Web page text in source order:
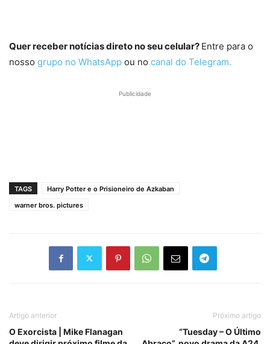
Quer receber notícias direto no seu celular? Entre para o
nosso grupo no WhatsApp ou no canal do Telegram.
Publicidade
TAGS
Harry Potter e o Prisioneiro de Azkaban
warner bros. pictures
Artigo anterior
O Exorcista | Mike Flanagan
Próximo artigo
“Tuesday – O Último